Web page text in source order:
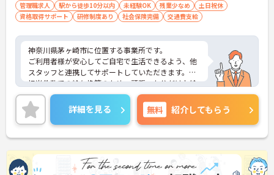
管理職求人 駅から徒歩10分以内 未経験OK 残業少なめ
土日祝休
資格取得サポート
研修制度あり 社会保険完備 交通費支給
神奈川県茅ヶ崎市に位置する事業所です。
ご利用者様が安心してご自宅で生活できるよう、他
スタッフと連携してサポートしていただきます。
担当件数での給与換算のため、頑張った分だけお給
料に反映！
未経験からスタートされた職員様も多数いらっしゃ
るので、気持ちに寄り添いながら手厚いフォローし
てくれます。
ご興味のある方には、面接対策ポイントなど、さら
に詳細をお話しいたしますのでお気軽にご相談くだ
さい！
詳細を見る 無料 紹介してもらう